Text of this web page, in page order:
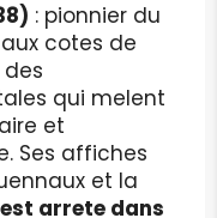
: pionnier du
cotes de
qui melent
et
Ses affiches
et la
arrete dans